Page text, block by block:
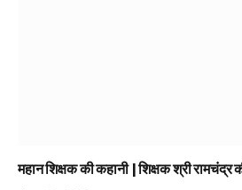
महान शिक्षक की कहानी | शिक्षक श्री रामचंद्र